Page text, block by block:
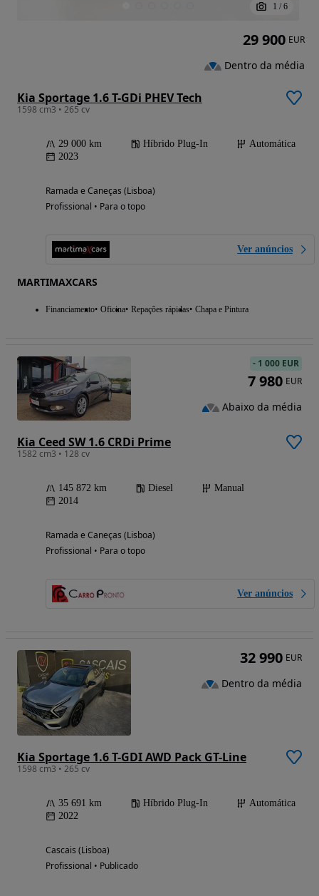
1 / 6
Kia Sportage 1.6 T-GDi PHEV Tech
1598 cm3 • 265 cv
29 000 km Híbrido Plug-In
Automática
2023
Ramada e Caneças (Lisboa)
Profissional • Para o topo
Ver anúncios
MARTIMAXCARS
Financiamento Oficina Repações rápidas Chapa e Pintura
29 900 EUR
Dentro da média
Kia Ceed SW 1.6 CRDi Prime
1582 cm3 • 128 cv
145 872 km Diesel
Manual
2014
Ramada e Caneças (Lisboa)
Profissional • Para o topo
Ver anúncios
- 1 000 EUR
7 980 EUR
Abaixo da média
Kia Sportage 1.6 T-GDI AWD Pack GT-Line
1598 cm3 • 265 cv
35 691 km Híbrido Plug-In
Automática
2022
Cascais (Lisboa)
Profissional • Publicado
32 990 EUR
Dentro da média